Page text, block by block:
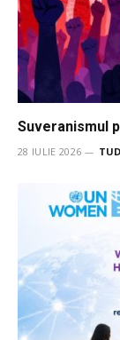
Suveranismul
28 IULIE 2026